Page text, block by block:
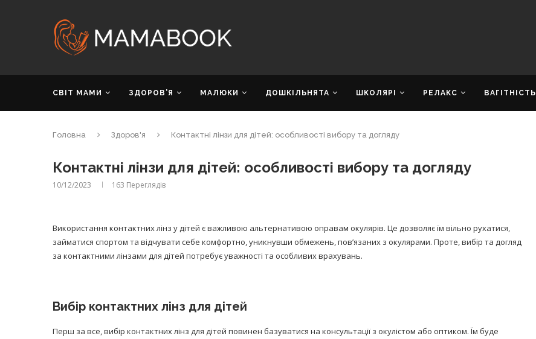
СВІТ МАМИ ЗДОРОВ’Я МАЛЮКИ ДОШКІЛЬНЯТА ШКОЛЯРІ РЕЛАКС ВАГІТНІСТЬ
Головна Здоров'я Контактні лінзи для дітей: особливості вибору та догляду
Контактні лінзи для дітей: особливості вибору та догляду
10/12/2023 163 Переглядів
Використання контактних лінз у дітей є важливою альтернативою оправам окулярів. Це дозволяє їм вільно рухатися,
займатися спортом та відчувати себе комфортно, уникнувши обмежень, пов’язаних з окулярами. Проте, вибір та догляд
за контактними лінзами для дітей потребує уважності та особливих врахувань.
Вибір контактних лінз для дітей
Перш за все, вибір контактних лінз для дітей повинен базуватися на консультації з окулістом або оптиком. Їм буде